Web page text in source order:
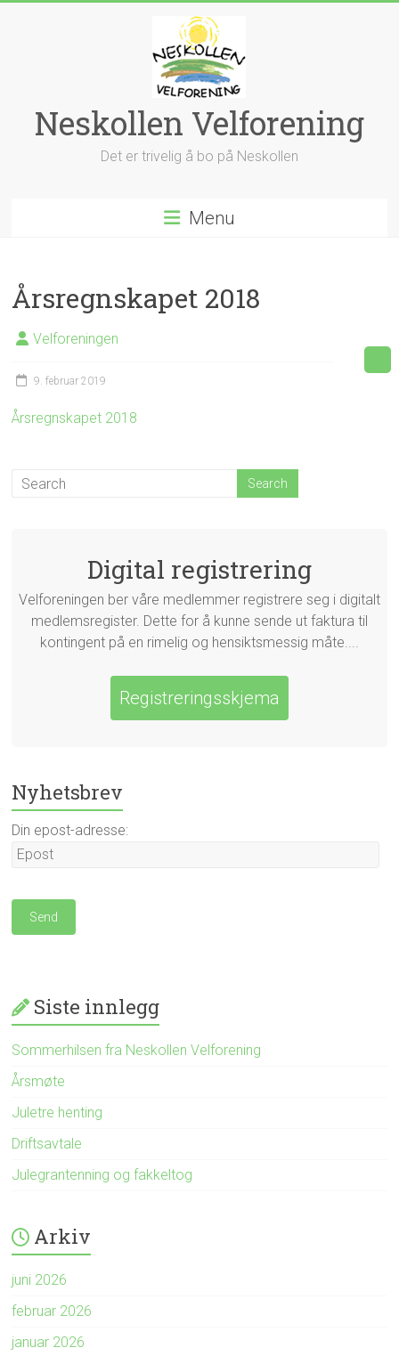
Neskollen Velforening
Det er trivelig å bo på Neskollen
Menu
Årsregnskapet 2018
Velforeningen
9. februar 2019
Årsregnskapet 2018
Digital registrering
Velforeningen ber våre medlemmer registrere seg i digitalt
medlemsregister. Dette for å kunne sende ut faktura til
kontingent på en rimelig og hensiktsmessig måte....
Registreringsskjema
Nyhetsbrev
Din epost-adresse:
Siste innlegg
Sommerhilsen fra Neskollen Velforening
Årsmøte
Juletre henting
Driftsavtale
Julegrantenning og fakkeltog
Arkiv
juni 2026
februar 2026
januar 2026